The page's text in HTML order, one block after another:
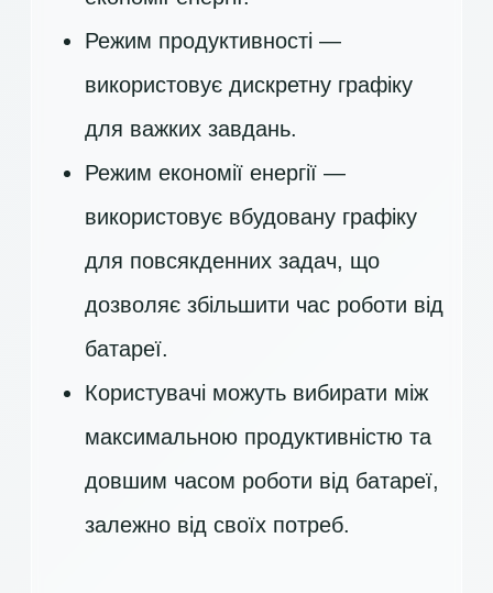
Режим продуктивності —
використовує дискретну графіку
для важких завдань.
Режим економії енергії —
використовує вбудовану графіку
для повсякденних задач, що
дозволяє збільшити час роботи від
батареї.
Користувачі можуть вибирати між
максимальною продуктивністю та
довшим часом роботи від батареї,
залежно від своїх потреб.